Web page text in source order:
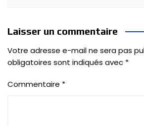
Laisser un commentaire
Votre adresse e-mail ne sera pas
obligatoires sont indiqués avec *
Commentaire *